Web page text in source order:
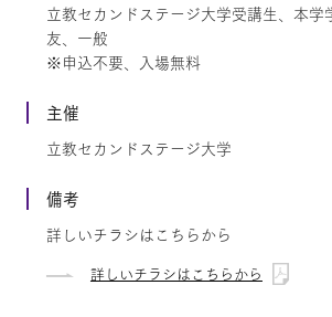
立教セカンドステージ大学受講生、本学
友、一般
※申込不要、入場無料
主催
立教セカンドステージ大学
備考
詳しいチラシはこちらから
詳しいチラシはこちらから